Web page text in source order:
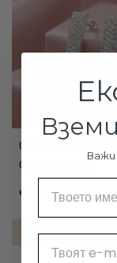
Сребърни обеци с
От Sw® SO155
€55.50 / 108.55лв.
ДОБАВИ В
Важи